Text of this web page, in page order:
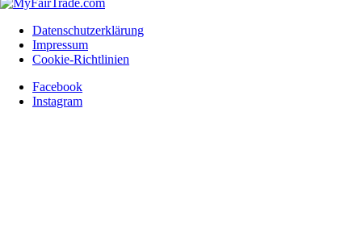
Datenschutzerklärung
Impressum
Cookie-Richtlinien
Facebook
Instagram